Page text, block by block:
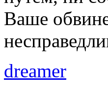
Ваше
dreamer